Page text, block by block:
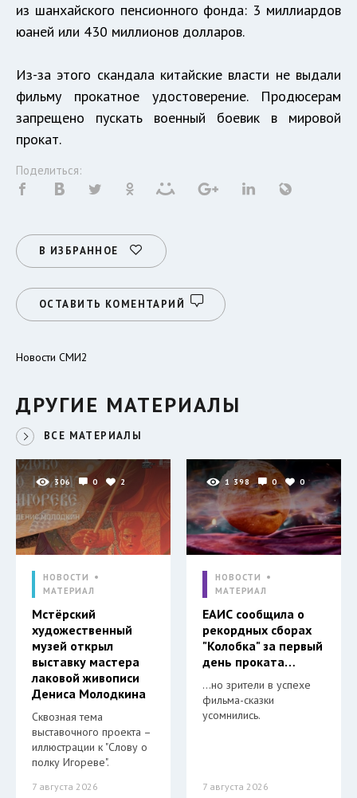
из шанхайского пенсионного фонда: 3 миллиардов
юаней или 430 миллионов долларов.
Из-за этого скандала китайские власти не выдали
фильму прокатное удостоверение. Продюсерам
запрещено пускать военный боевик в мировой
прокат.
Поделиться:
В ИЗБРАННОЕ
ОСТАВИТЬ КОМЕНТАРИЙ
Новости СМИ2
ДРУГИЕ МАТЕРИАЛЫ
ВСЕ МАТЕРИАЛЫ
306 0 2
НОВОСТИ
МАТЕРИАЛ
Мстёрский
художественный
музей открыл
выставку мастера
лаковой живописи
Дениса Молодкина
Сквозная тема
выставочного проекта –
иллюстрации к "Слову о
полку Игореве".
7 августа 2026
1 398 0 0
НОВОСТИ
МАТЕРИАЛ
ЕАИС сообщила о
рекордных сборах
"Колобка" за первый
день проката…
…но зрители в успехе
фильма-сказки
усомнились.
7 августа 2026